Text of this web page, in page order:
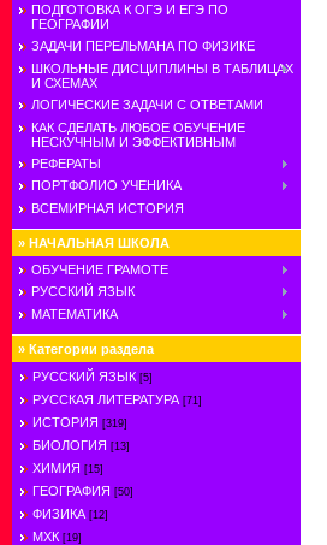
ПОДГОТОВКА К ОГЭ И ЕГЭ ПО
ГЕОГРАФИИ
ЗАДАЧИ ПЕРЕЛЬМАНА ПО ФИЗИКЕ
ШКОЛЬНЫЕ ДИСЦИПЛИНЫ В ТАБЛИЦАХ
И СХЕМАХ
ЛОГИЧЕСКИЕ ЗАДАЧИ С ОТВЕТАМИ
КАК СДЕЛАТЬ ЛЮБОЕ ОБУЧЕНИЕ
НЕСКУЧНЫМ И ЭФФЕКТИВНЫМ
РЕФЕРАТЫ
ПОРТФОЛИО УЧЕНИКА
ВСЕМИРНАЯ ИСТОРИЯ
» НАЧАЛЬНАЯ ШКОЛА
ОБУЧЕНИЕ ГРАМОТЕ
РУССКИЙ ЯЗЫК
МАТЕМАТИКА
» Категории раздела
РУССКИЙ ЯЗЫК [5]
РУССКАЯ ЛИТЕРАТУРА [71]
ИСТОРИЯ [319]
БИОЛОГИЯ [13]
ХИМИЯ [15]
ГЕОГРАФИЯ [50]
ФИЗИКА [12]
МХК [19]